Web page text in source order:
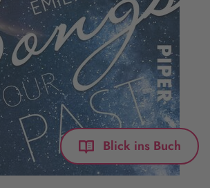
Blick ins Buch